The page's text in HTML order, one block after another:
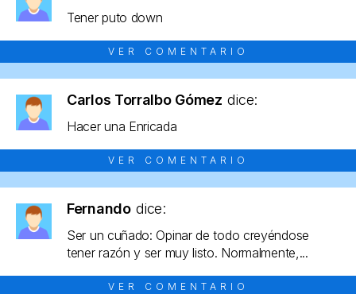
Tener puto down
VER COMENTARIO
Carlos Torralbo Gómez dice:
Hacer una Enricada
VER COMENTARIO
Fernando dice:
Ser un cuñado: Opinar de todo creyéndose
tener razón y ser muy listo. Normalmente,...
VER COMENTARIO